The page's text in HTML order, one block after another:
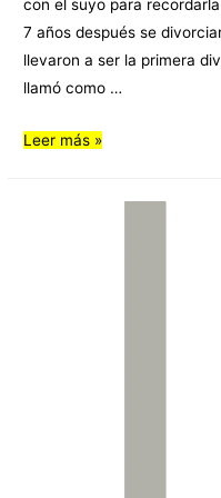
con el suyo para
7 años después se
llevaron a ser la primera
llamó como …
Leer más »